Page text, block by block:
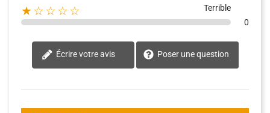
★☆☆☆☆
Terrible
0
Écrire votre avis Poser une question